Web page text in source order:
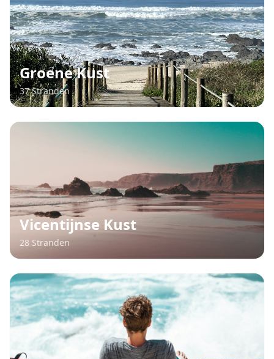
Groene Kust
37 Stranden
Vicentijnse Kust
28 Stranden